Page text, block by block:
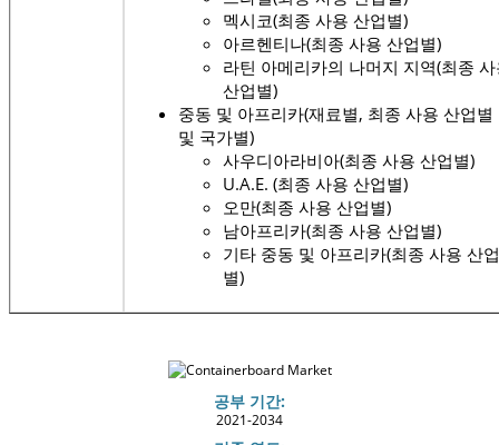
멕시코(최종 사용 산업별)
아르헨티나(최종 사용 산업별)
라틴 아메리카의 나머지 지역(최종
산업별)
중동 및 아프리카(재료별, 최종 사용 산업별
및 국가별)
사우디아라비아(최종 사용 산업별)
U.A.E. (최종 사용 산업별)
오만(최종 사용 산업별)
남아프리카(최종 사용 산업별)
기타 중동 및 아프리카(최종 사용 산업
별)
공부 기간:
2021-2034